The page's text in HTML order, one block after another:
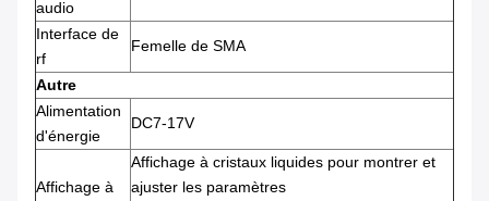
audio
Interface de
rf
Femelle de SMA
Autre
Alimentation
d'énergie
DC7-17V
Affichage à
Affichage à cristaux liquides pour montrer et
ajuster les paramètres